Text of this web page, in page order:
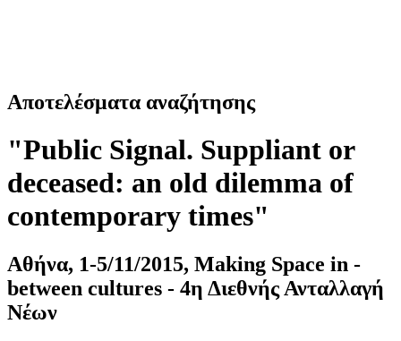
Αποτελέσματα αναζήτησης
"Public Signal. Suppliant or
deceased: an old dilemma of
contemporary times"
Αθήνα, 1-5/11/2015, Making Space in -
between cultures - 4η Διεθνής Ανταλλαγή
Νέων